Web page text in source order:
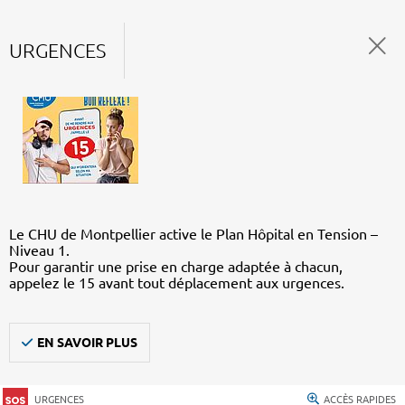
URGENCES
Le CHU de Montpellier active le Plan Hôpital en Tension –
Niveau 1.
Pour garantir une prise en charge adaptée à chacun,
appelez le 15 avant tout déplacement aux urgences.
EN SAVOIR PLUS
URGENCES ACCÈS RAPIDES